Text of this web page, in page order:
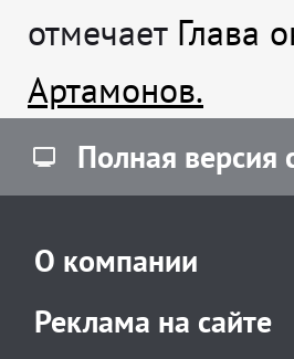
отмечает Глава
Артамонов.
Полная версия
О компании
Реклама на сайте